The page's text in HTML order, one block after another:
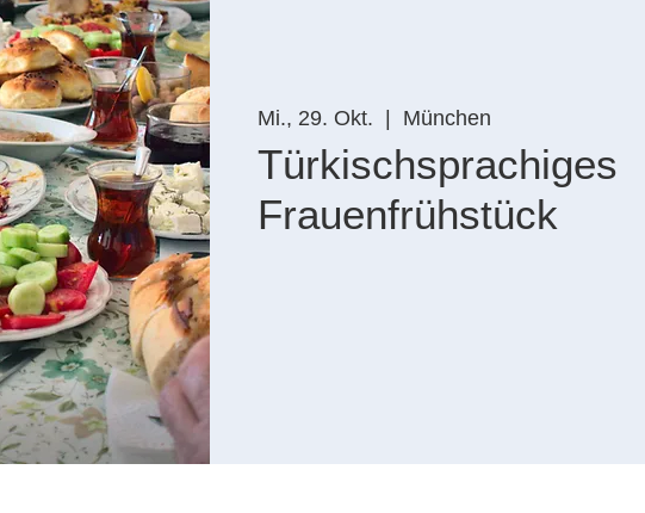
Mi., 29. Okt. München
Türkischsprachiges
Frauenfrühstück